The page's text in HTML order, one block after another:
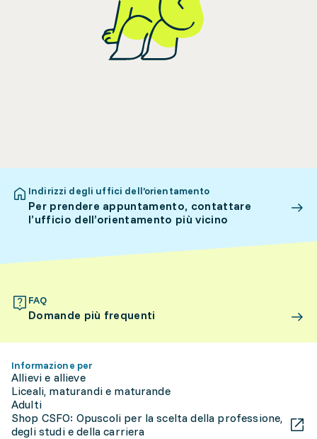
Indirizzi degli uffici dell’orientamento
Per prendere appuntamento, contattare
l’ufficio dell’orientamento più vicino
FAQ
Domande più frequenti
Informazione per
Allievi e allieve
Liceali, maturandi e maturande
Adulti
Shop CSFO: Opuscoli per la scelta della professione,
degli studi e della carriera